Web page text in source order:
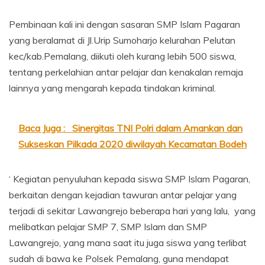
Pembinaan kali ini dengan sasaran SMP Islam Pagaran
yang beralamat di Jl.Urip Sumoharjo kelurahan Pelutan
kec/kab.Pemalang, diikuti oleh kurang lebih 500 siswa,
tentang perkelahian antar pelajar dan kenakalan remaja
lainnya yang mengarah kepada tindakan kriminal.
Baca Juga : Sinergitas TNI Polri dalam Amankan dan
Sukseskan Pilkada 2020 diwilayah Kecamatan Bodeh
‘ Kegiatan penyuluhan kepada siswa SMP Islam Pagaran,
berkaitan dengan kejadian tawuran antar pelajar yang
terjadi di sekitar Lawangrejo beberapa hari yang lalu, yang
melibatkan pelajar SMP 7, SMP Islam dan SMP
Lawangrejo, yang mana saat itu juga siswa yang terlibat
sudah di bawa ke Polsek Pemalang, guna mendapat